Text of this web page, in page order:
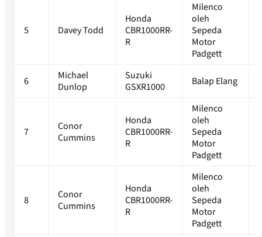
5 Davey Todd
Honda
CBR1000RR-
R
Milenco
oleh
Sepeda
Motor
Padgett
6
Michael
Dunlop
Suzuki
GSXR1000
Balap Elang
7
Conor
Cummins
Honda
CBR1000RR-
R
Milenco
oleh
Sepeda
Motor
Padgett
8
Conor
Cummins
Honda
CBR1000RR-
R
Milenco
oleh
Sepeda
Motor
Padgett